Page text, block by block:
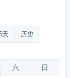
天 历史
六 日